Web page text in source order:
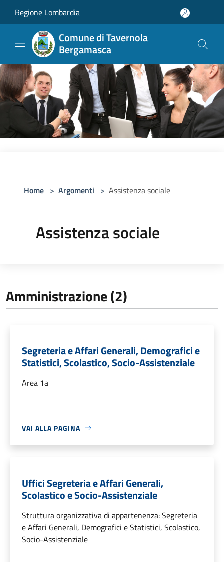
Regione Lombardia
Comune di Tavernola
Bergamasca
Home > Argomenti > Assistenza sociale
Assistenza sociale
Amministrazione (2)
Segreteria e Affari Generali, Demografici e
Statistici, Scolastico, Socio-Assistenziale
Area 1a
VAI ALLA PAGINA
Uffici Segreteria e Affari Generali,
Scolastico e Socio-Assistenziale
Struttura organizzativa di appartenenza: Segreteria
e Affari Generali, Demografici e Statistici, Scolastico,
Socio-Assistenziale